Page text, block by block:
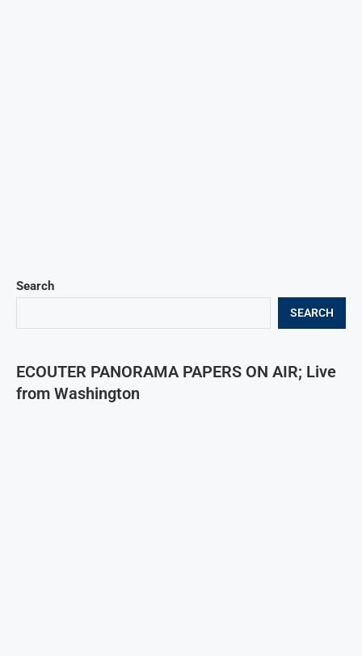
Search
SEARCH
ECOUTER PANORAMA PAPERS ON AIR; Live
from Washington